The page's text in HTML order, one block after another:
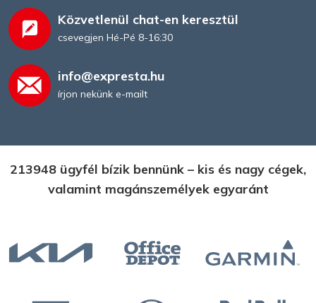
Közvetlenül chat-en keresztül
csevegjen Hé-Pé 8-16:30
info@expresta.hu
írjon nekünk e-mailt
213948 ügyfél bízik bennünk – kis és nagy cégek,
valamint magánszemélyek egyaránt